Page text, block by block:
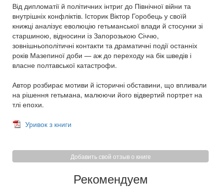
Від дипломатії й політичних інтриг до Північної війни та
внутрішніх конфліктів. Історик Віктор Горобець у своїй
книжці аналізує еволюцію гетьманської влади й стосунки зі
старшиною, відносини із Запорозькою Січчю,
зовнішньополітичні контакти та драматичні події останніх
років Мазепиної доби — аж до переходу на бік шведів і
власне полтавської катастрофи.
Автор розбирає мотиви й історичні обставини, що впливали
на рішення гетьмана, малюючи його відвертий портрет на
тлі епохи.
Уривок з книги
Добавить свой отзыв о книге
Рекомендуем